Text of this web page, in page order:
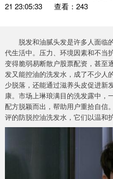
21 23:05:33
查看：243
脱发和油腻头发是许多人面临
代生活中。压力、环境因素和不当
变得脆弱易断散户股票配资，甚至
发又能控油的洗发水，成了不少人
少脱落，还能通过滋养头皮促进新
康。市场上琳琅满目的洗发露中，
配方脱颖而出，帮助用户重拾自信
评的防脱控油洗发水，它们以温和